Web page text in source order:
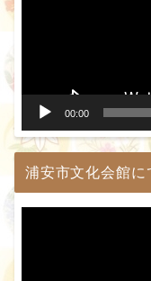
00:00
浦安市文化会館に